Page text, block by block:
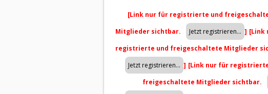
[Link nur für registrierte und
Mitglieder sichtbar.
] [Link
registrierte und freigeschaltete Mitglieder
] [Link nur für
freigeschaltete Mitglieder sichtbar.